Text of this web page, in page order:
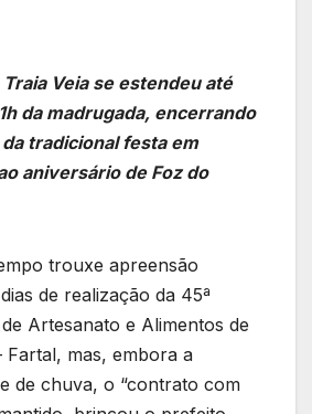
Veia se estendeu até
da madrugada, encerrando
tradicional festa em
aniversário de Foz do
trouxe apreensão
de realização da 45ª
Artesanato e Alimentos de
Fartal, mas, embora a
de chuva, o “contrato com